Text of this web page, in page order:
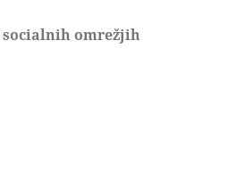
socialnih omrežjih